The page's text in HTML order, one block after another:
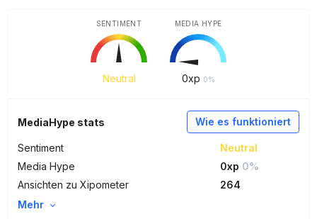
Neutral
SENTIMENT
0xp 0%
MEDIA HYPE
Wie es funktioniert
MediaHype stats
Sentiment
Neutral
Media Hype
0xp 0%
Ansichten zu Xipometer
264
Mehr